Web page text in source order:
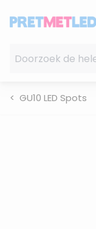
GU10 LED Spots